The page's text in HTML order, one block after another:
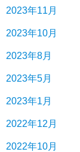
2023年11月
2023年10月
2023年8月
2023年5月
2023年1月
2022年12月
2022年10月